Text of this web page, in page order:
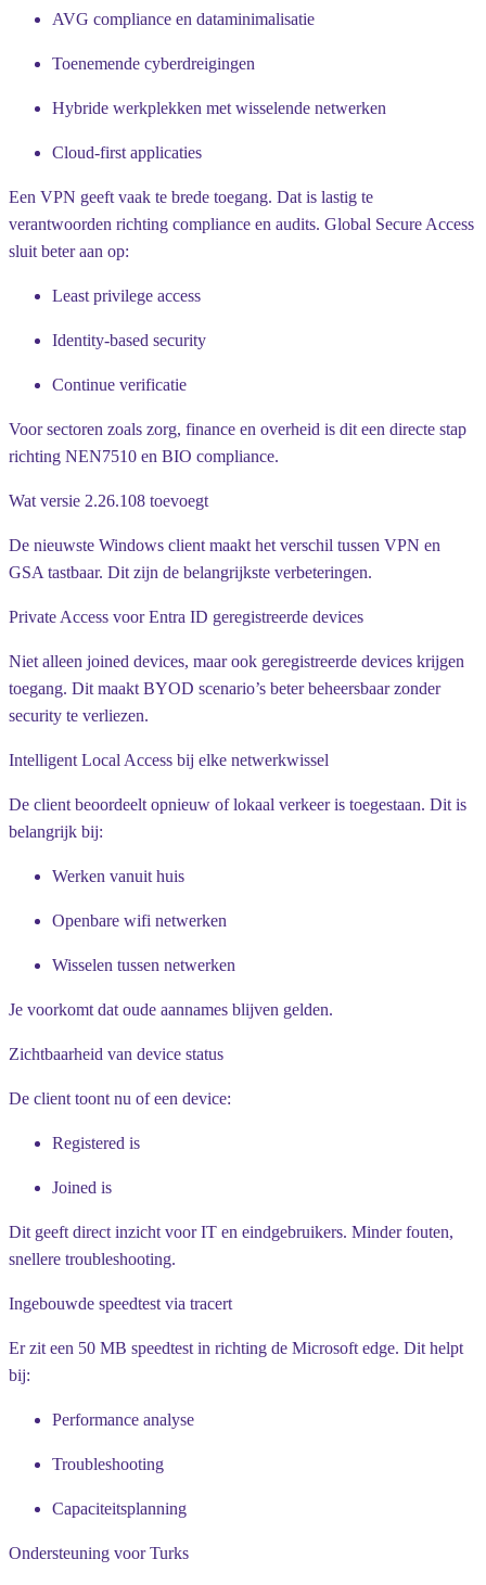
AVG compliance en dataminimalisatie
Toenemende cyberdreigingen
Hybride werkplekken met wisselende netwerken
Cloud-first applicaties
Een VPN geeft vaak te brede toegang. Dat is lastig te
verantwoorden richting compliance en audits. Global Secure Access
sluit beter aan op:
Least privilege access
Identity-based security
Continue verificatie
Voor sectoren zoals zorg, finance en overheid is dit een directe stap
richting NEN7510 en BIO compliance.
Wat versie 2.26.108 toevoegt
De nieuwste Windows client maakt het verschil tussen VPN en
GSA tastbaar. Dit zijn de belangrijkste verbeteringen.
Private Access voor Entra ID geregistreerde devices
Niet alleen joined devices, maar ook geregistreerde devices krijgen
toegang. Dit maakt BYOD scenario’s beter beheersbaar zonder
security te verliezen.
Intelligent Local Access bij elke netwerkwissel
De client beoordeelt opnieuw of lokaal verkeer is toegestaan. Dit is
belangrijk bij:
Werken vanuit huis
Openbare wifi netwerken
Wisselen tussen netwerken
Je voorkomt dat oude aannames blijven gelden.
Zichtbaarheid van device status
De client toont nu of een device:
Registered is
Joined is
Dit geeft direct inzicht voor IT en eindgebruikers. Minder fouten,
snellere troubleshooting.
Ingebouwde speedtest via tracert
Er zit een 50 MB speedtest in richting de Microsoft edge. Dit helpt
bij:
Performance analyse
Troubleshooting
Capaciteitsplanning
Ondersteuning voor Turks